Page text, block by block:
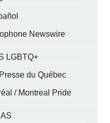
Newswire
LGBTQ+
du Québec
/ Montreal Pride